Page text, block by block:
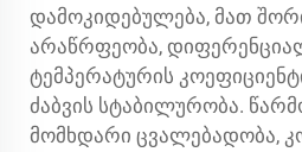
დამოკიდებულება, მათ
არაწრფეობა,
ტემპერატურის
ძაბვის სტაბილურობა.
მომხდარი ცვალებადობა,